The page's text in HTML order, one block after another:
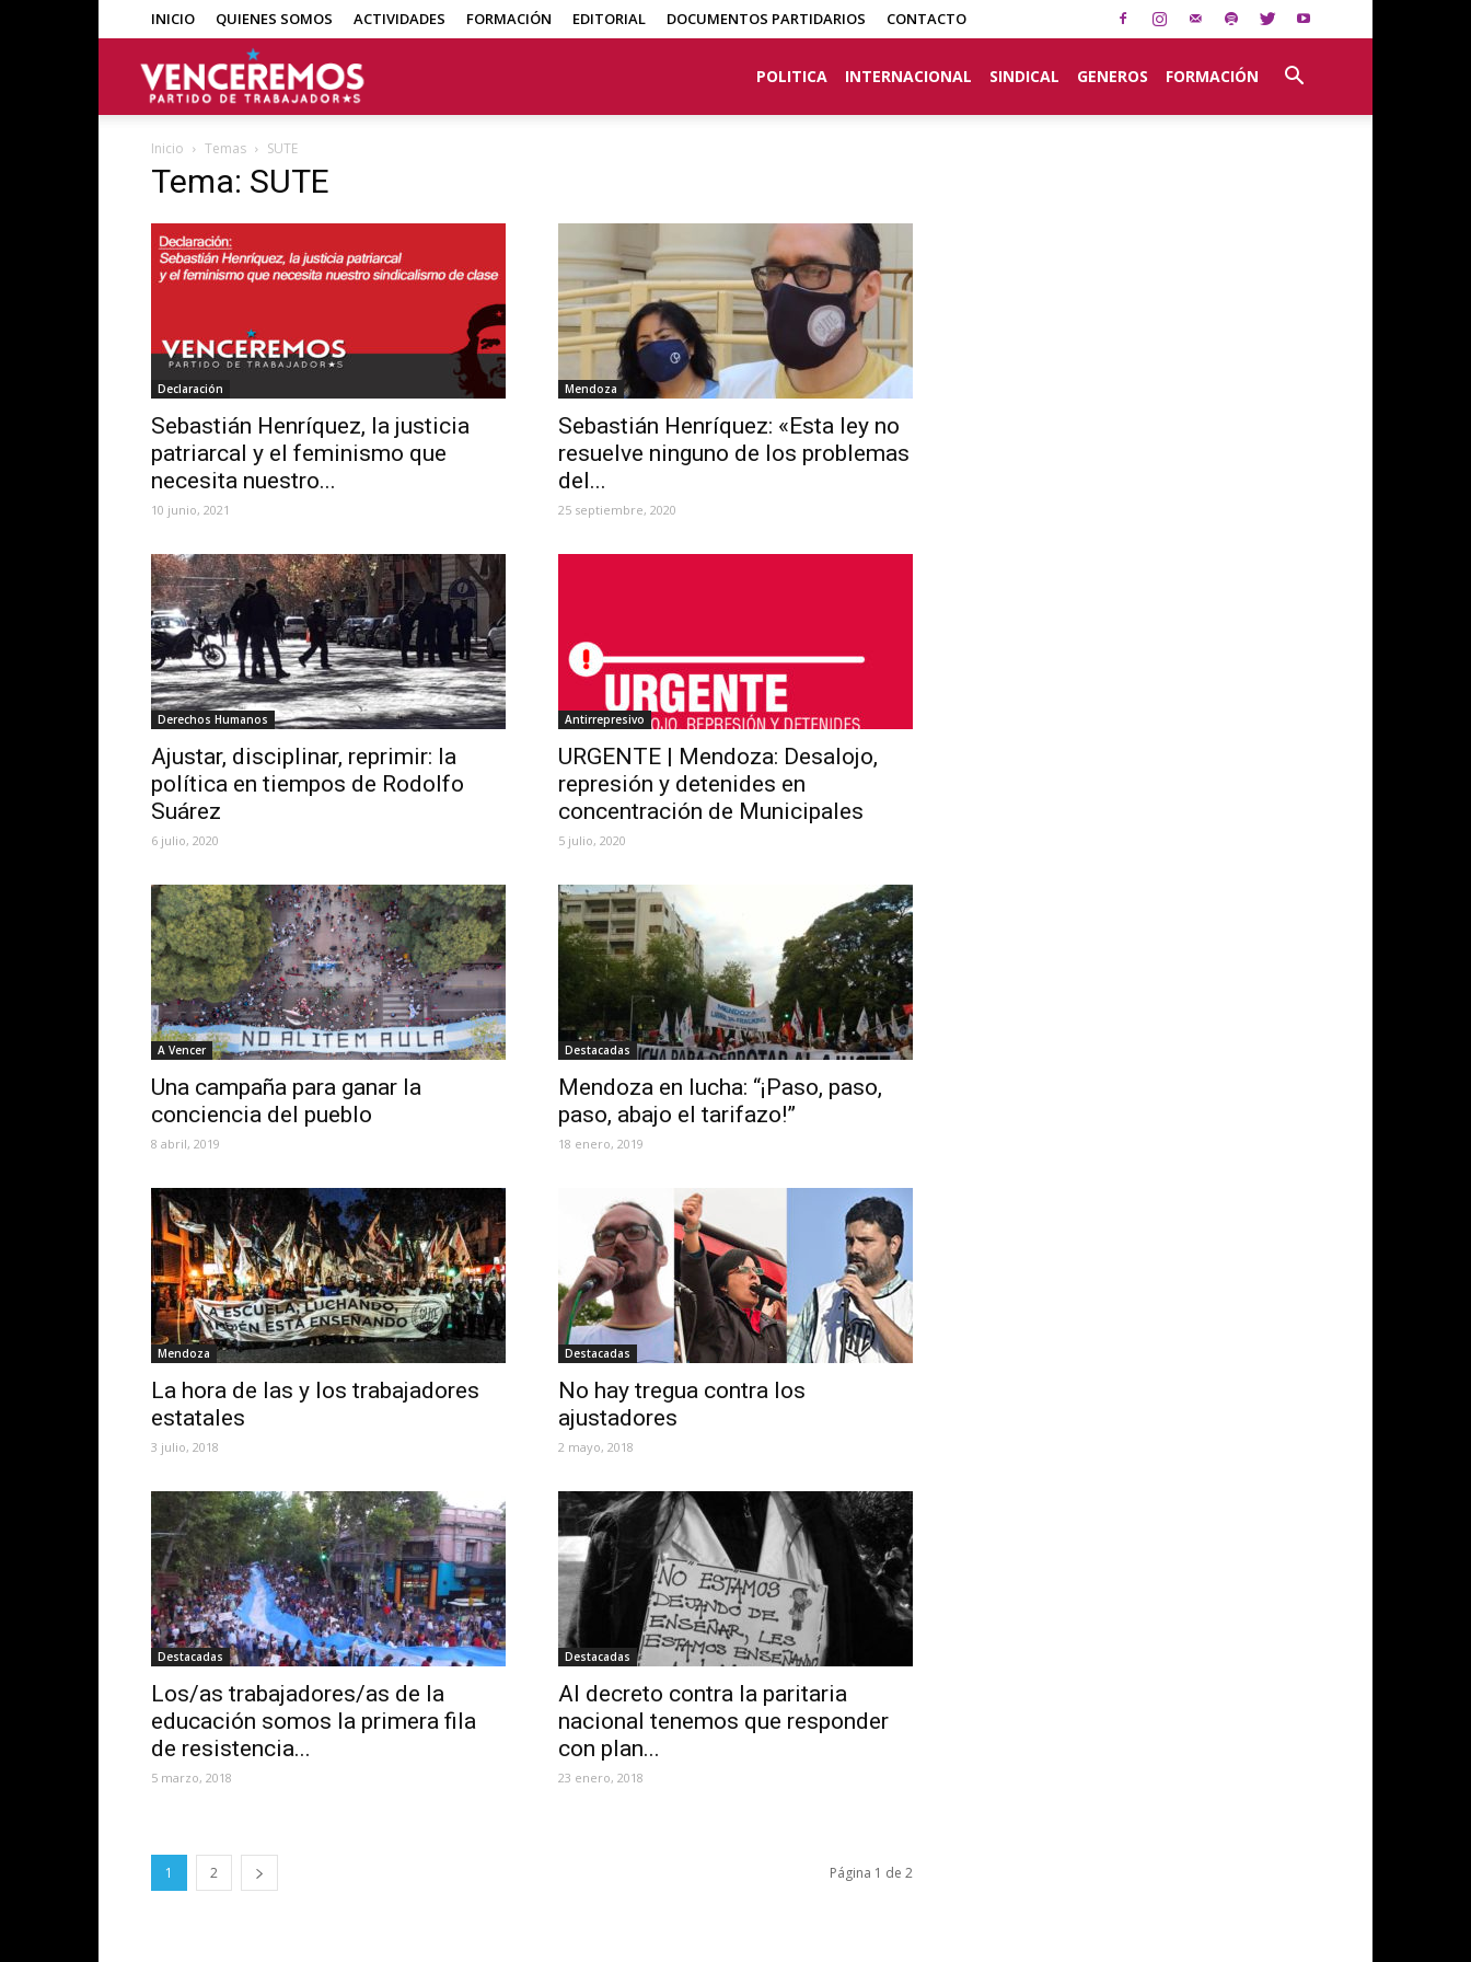
INICIO QUIENES SOMOS ACTIVIDADES FORMACIÓN EDITORIAL DOCUMENTOS PARTIDARIOS CONTACTO
POLITICA INTERNACIONAL SINDICAL GENEROS FORMACIÓN
Inicio Temas SUTE
Tema: SUTE
Declaración
Sebastián Henríquez, la justicia
patriarcal y el feminismo que
necesita nuestro...
10 junio, 2021
Mendoza
Sebastián Henríquez: «Esta ley no
resuelve ninguno de los problemas
del...
25 septiembre, 2020
Derechos Humanos
Ajustar, disciplinar, reprimir: la
política en tiempos de Rodolfo
Suárez
6 julio, 2020
Antirrepresivo
URGENTE | Mendoza: Desalojo,
represión y detenides en
concentración de Municipales
5 julio, 2020
A Vencer
Una campaña para ganar la
conciencia del pueblo
8 abril, 2019
Destacadas
Mendoza en lucha: “¡Paso, paso,
paso, abajo el tarifazo!”
18 enero, 2019
Mendoza
La hora de las y los trabajadores
estatales
3 julio, 2018
Destacadas
No hay tregua contra los
ajustadores
2 mayo, 2018
Destacadas
Los/as trabajadores/as de la
educación somos la primera fila
de resistencia...
5 marzo, 2018
Destacadas
Al decreto contra la paritaria
nacional tenemos que responder
con plan...
23 enero, 2018
1 2 Página 1 de 2